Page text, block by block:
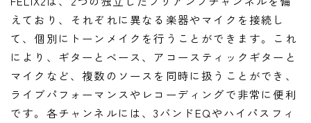
えており、それぞれに異なる楽器やマイクを接続し
て、個別にトーンメイクを行うことができます。これ
により、ギターとベース、アコースティックギターと
マイクなど、複数のソースを同時に扱うことができ、
ライブパフォーマンスやレコーディングで非常に便利
です。各チャンネルには、3バンドEQやハイパスフィ